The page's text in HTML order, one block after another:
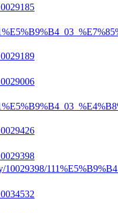
10029398/